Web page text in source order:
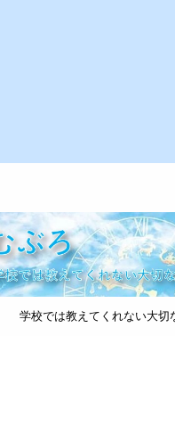
学校では教えてくれない大切